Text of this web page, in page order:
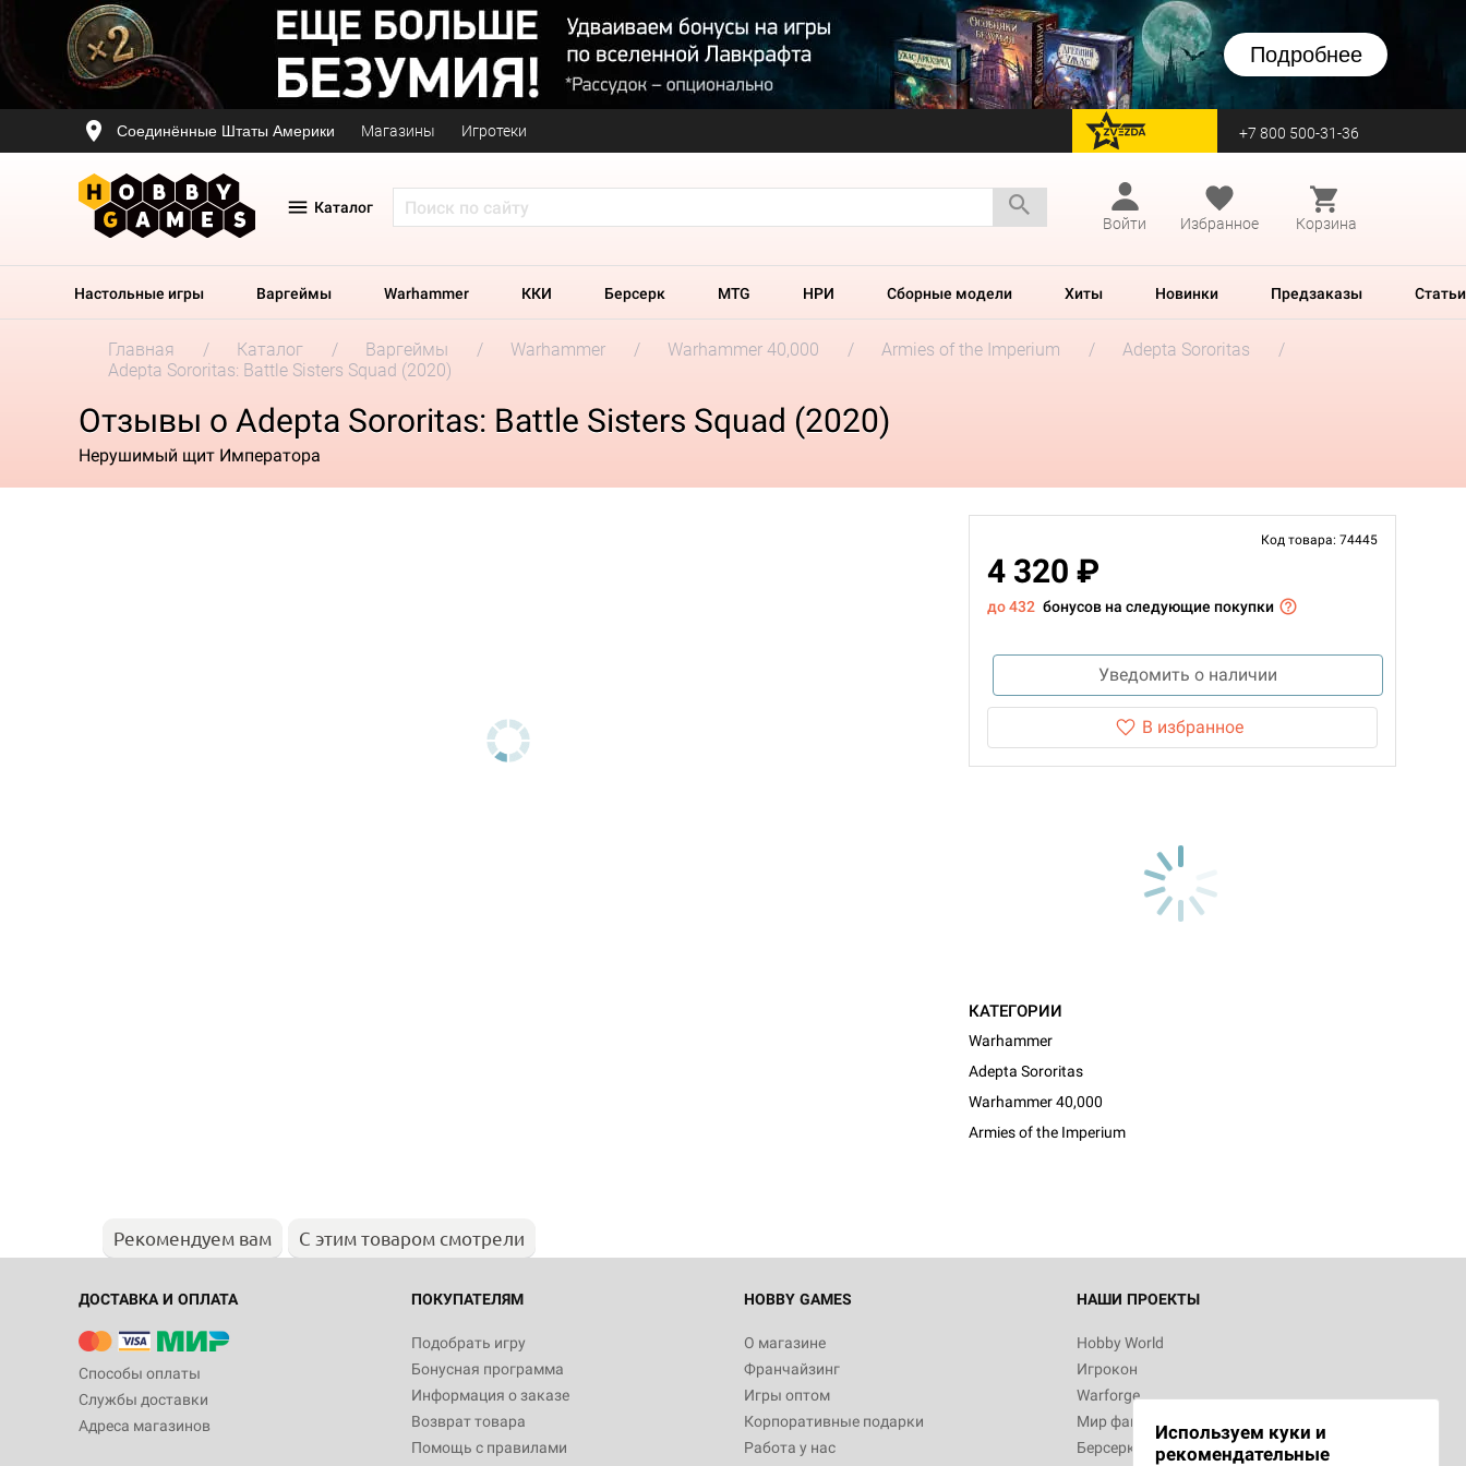
Подробнее
Соединённые Штаты Америки Магазины Игротеки перейти на Zvezda +7 800 500-31-36
Каталог
Войти
Избранное Корзина
Настольные игры Варгеймы Warhammer ККИ Берсерк MTG НРИ Сборные модели Хиты Новинки Предзаказы Статьи
Главная Каталог Варгеймы Warhammer Warhammer 40,000 Armies of the Imperium
Adepta Sororitas
Adepta Sororitas: Battle Sisters Squad (2020)
Отзывы о Adepta Sororitas: Battle Sisters Squad (2020)
Нерушимый щит Императора
Код товара: 74445
4 320 ₽
до 432 бонусов на следующие покупки
Уведомить о наличии
В избранное
КАТЕГОРИИ
Warhammer
Adepta Sororitas
Warhammer 40,000
Armies of the Imperium
Рекомендуем вам С этим товаром смотрели
ДОСТАВКА И ОПЛАТА
Способы оплаты
Службы доставки
Адреса магазинов
ПОКУПАТЕЛЯМ
Подобрать игру
Бонусная программа
Информация о заказе
Возврат товара
Помощь с правилами
HOBBY GAMES
О магазине
Франчайзинг
Игры оптом
Корпоративные подарки
Работа у нас
НАШИ ПРОЕКТЫ
Hobby World
Игрокон
Warforge
Мир фантастики
Берсерк
Используем куки и
рекомендательные